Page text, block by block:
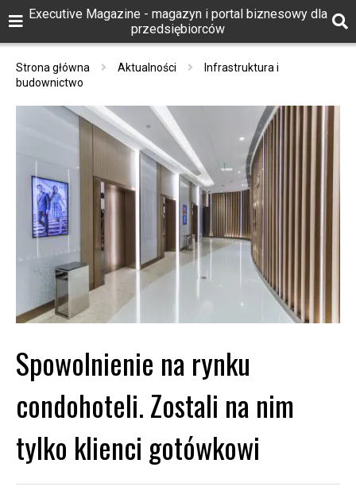
Executive Magazine - magazyn i portal biznesowy dla
przedsiębiorców
Strona główna Aktualności
Infrastruktura i
budownictwo
Spowolnienie na rynku
condohoteli. Zostali na nim
tylko klienci gotówkowi